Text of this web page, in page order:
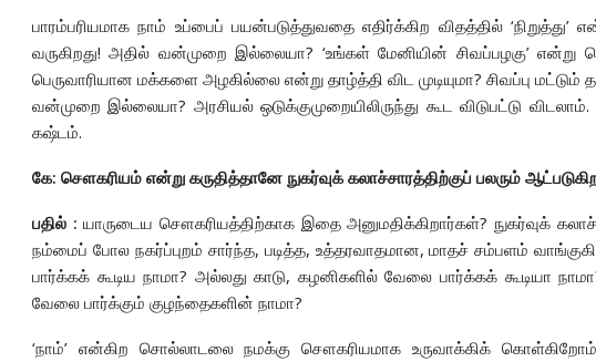
பாரம்பரியமாக நாம் உப்பைப் பயன்படுத்துவதை எதிர்க்கிற விதத்தில்
வருகிறது! அதில் வன்முறை இல்லையா? ‘உங்கள் மேனியின் சிவப்பழகு’
பெருவாரியான மக்களை அழகில்லை என்று தாழ்த்தி விட முடியுமா? சிவப்பு
வன்முறை இல்லையா? அரசியல் ஒடுக்குமுறையிலிருந்து கூட விடுபட்டு விடலாம்.
கஷ்டம்.
கே: சௌகரியம் என்று கருதித்தானே நுகர்வுக் கலாச்சாரத்திற்குப் பலரும்
பதில் : யாருடைய சௌகரியத்திற்காக இதை அனுமதிக்கிறார்கள்? நுகர்வுக்
நம்மைப் போல நகர்ப்புறம் சார்ந்த, படித்த, உத்தரவாதமான, மாதச் சம்பளம்
பார்க்கக் கூடிய நாமா? அல்லது காடு, கழனிகளில் வேலை பார்க்கக் கூடியா
வேலை பார்க்கும் குழந்தைகளின் நாமா?
‘நாம்’ என்கிற சொல்லாடலை நமக்கு சௌகரியமாக உருவாக்கிக்